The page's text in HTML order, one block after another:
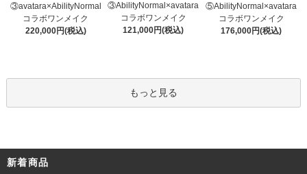
③avatara×AbilityNormal
コラボワンメイク
220,000円(税込)
③AbilityNormal×avatara
コラボワンメイク
121,000円(税込)
⑤AbilityNormal×avatara
コラボワンメイク
176,000円(税込)
もっと見る
新着商品